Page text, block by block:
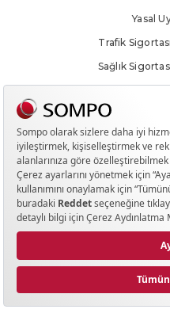
Yasal
Trafik
Sağlık
Yanlış Sigorta
Hak
Meblağ Sigortalarında